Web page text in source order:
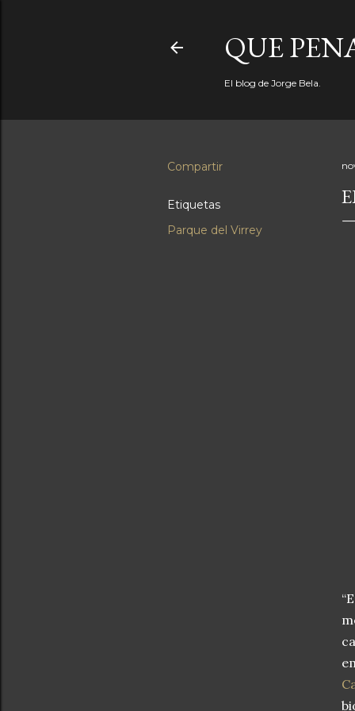
QUE
El blog de Jorge Bela.
Compartir
Etiquetas
Parque del Virrey